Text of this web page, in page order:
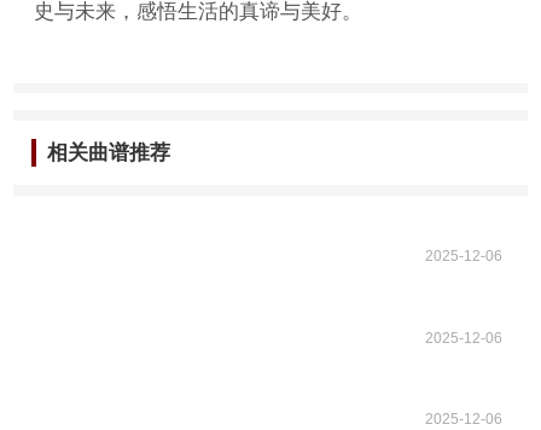
史与未来，感悟生活的真谛与美好。
相关曲谱推荐
2025-12-06
2025-12-06
2025-12-06